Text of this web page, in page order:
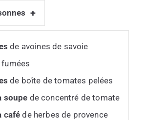
+
de avoines de savoie
de boîte de tomates pelées
soupe de concentré de tomate
café de herbes de provence